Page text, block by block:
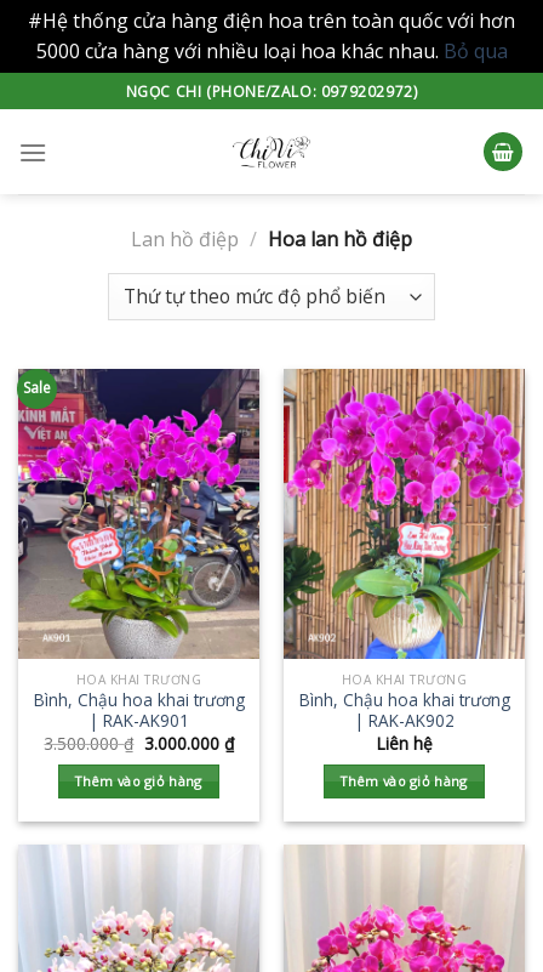
#Hệ thống cửa hàng điện hoa trên toàn quốc với hơn
5000 cửa hàng với nhiều loại hoa khác nhau. Bỏ qua
to
content
NGỌC CHI (PHONE/ZALO: 0979202972)
Lan hồ điệp / Hoa lan hồ điệp
Sale
HOA KHAI TRƯƠNG
Bình, Chậu hoa khai trương
| RAK-AK901
3.500.000₫ 3.000.000 ₫
Thêm vào giỏ hàng
HOA KHAI TRƯƠNG
Bình, Chậu hoa khai trương
| RAK-AK902
Liên hệ
Thêm vào giỏ hàng